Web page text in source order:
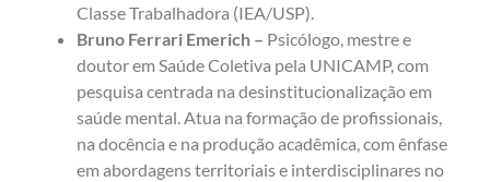
Classe Trabalhadora (IEA/USP).
Bruno Ferrari Emerich – Psicólogo, mestre e
doutor em Saúde Coletiva pela UNICAMP, com
pesquisa centrada na desinstitucionalização em
saúde mental. Atua na formação de profissionais,
na docência e na produção acadêmica, com ênfase
em abordagens territoriais e interdisciplinares no